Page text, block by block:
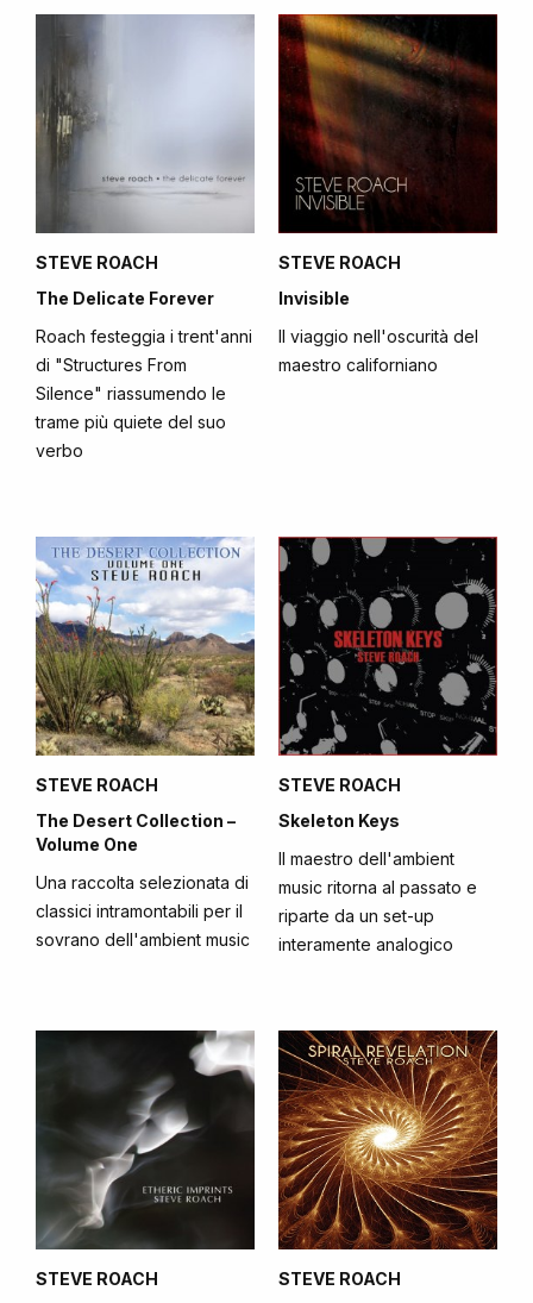
STEVE ROACH
The Delicate Forever
Roach festeggia i trent'anni
di "Structures From
Silence" riassumendo le
trame più quiete del suo
verbo
STEVE ROACH
Invisible
Il viaggio nell'oscurità del
maestro californiano
STEVE ROACH
The Desert Collection –
Volume One
Una raccolta selezionata di
classici intramontabili per il
sovrano dell'ambient music
STEVE ROACH
Skeleton Keys
Il maestro dell'ambient
music ritorna al passato e
riparte da un set-up
interamente analogico
STEVE ROACH
STEVE ROACH